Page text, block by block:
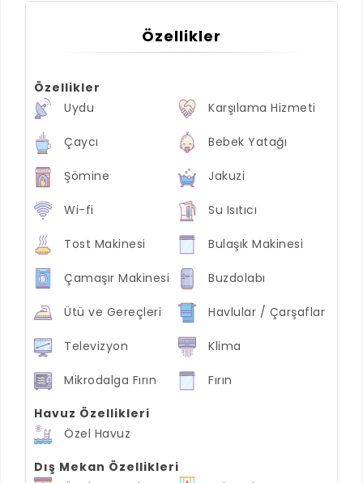
Özellikler
Özellikler
Uydu
Karşılama Hizmeti
Çaycı Bebek Yatağı
Şömine Jakuzi
Wi-fi Su Isıtıcı
Tost Makinesi Bulaşık Makinesi
Çamaşır Makinesi Buzdolabı
Ütü ve Gereçleri Havlular / Çarşaflar
Televizyon Klima
Mikrodalga Fırın Fırın
Havuz Özellikleri
Özel Havuz
Dış Mekan Özellikleri